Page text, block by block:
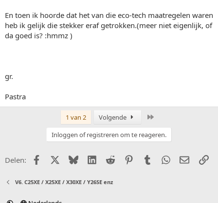
En toen ik hoorde dat het van die eco-tech maatregelen waren
heb ik gelijk die stekker eraf getrokken.(meer niet eigenlijk, of
da goed is? :hmmz )
gr.
Pastra
1 van 2 Volgende
Inloggen of registreren om te reageren.
Delen: FacebookX (Twitter)
BlueskyLinkedIn
Reddit PinterestTumblr WhatsApp
E-mail
V6. C25XE / X25XE / X30XE / Y26SE enz